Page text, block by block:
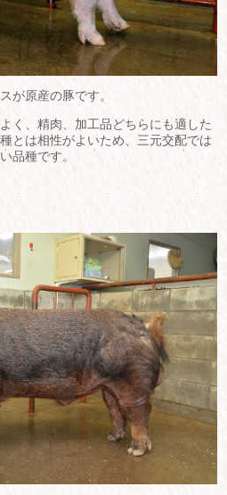
が原産の豚です。
く、精肉、加工品どちらにも適した
とは相性がよいため、三元交配では
品種です。